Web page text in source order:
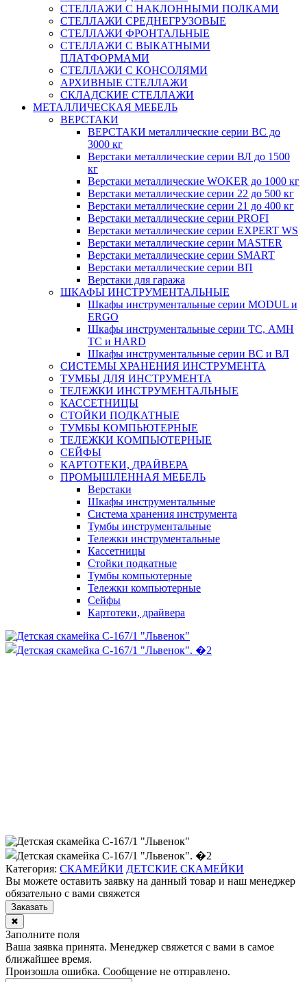
СТЕЛЛАЖИ С НАКЛОННЫМИ ПОЛКАМИ
СТЕЛЛАЖИ СРЕДНЕГРУЗОВЫЕ
СТЕЛЛАЖИ ФРОНТАЛЬНЫЕ
СТЕЛЛАЖИ С ВЫКАТНЫМИ
ПЛАТФОРМАМИ
СТЕЛЛАЖИ С КОНСОЛЯМИ
АРХИВНЫЕ СТЕЛЛАЖИ
СКЛАДСКИЕ СТЕЛЛАЖИ
МЕТАЛЛИЧЕСКАЯ МЕБЕЛЬ
ВЕРСТАКИ
ВЕРСТАКИ металлические серии ВС до
3000 кг
Верстаки металлические серии ВЛ до 1500
кг
Верстаки металлические WOKER до 1000 кг
Верстаки металлические серии 22 до 500 кг
Верстаки металлические серии 21 до 400 кг
Верстаки металлические серии PROFI
Верстаки металлические серии EXPERT WS
Верстаки металлические серии MASTER
Верстаки металлические серии SMART
Верстаки металлические серии ВП
Верстаки для гаража
ШКАФЫ ИНСТРУМЕНТАЛЬНЫЕ
Шкафы инструментальные серии MODUL и
ERGO
Шкафы инструментальные серии ТС, АМН
ТС и HARD
Шкафы инструментальные серии ВС и ВЛ
СИСТЕМЫ ХРАНЕНИЯ ИНСТРУМЕНТА
ТУМБЫ ДЛЯ ИНСТРУМЕНТА
ТЕЛЕЖКИ ИНСТРУМЕНТАЛЬНЫЕ
КАССЕТНИЦЫ
СТОЙКИ ПОДКАТНЫЕ
ТУМБЫ КОМПЬЮТЕРНЫЕ
ТЕЛЕЖКИ КОМПЬЮТЕРНЫЕ
СЕЙФЫ
КАРТОТЕКИ, ДРАЙВЕРА
ПРОМЫШЛЕННАЯ МЕБЕЛЬ
Верстаки
Шкафы инструментальные
Система хранения инструмента
Тумбы инструментальные
Тележки инструментальные
Кассетницы
Стойки подкатные
Тумбы компьютерные
Тележки компьютерные
Сейфы
Картотеки, драйвера
Категория: СКАМЕЙКИ ДЕТСКИЕ СКАМЕЙКИ
Вы можете оставить заявку на данный товар и наш менеджер
обязательно с вами свяжется
Заказать
✖
Заполните поля
Ваша заявка принята. Менеджер свяжется с вами в самое
ближайшее время.
Произошла ошибка. Сообщение не отправлено.